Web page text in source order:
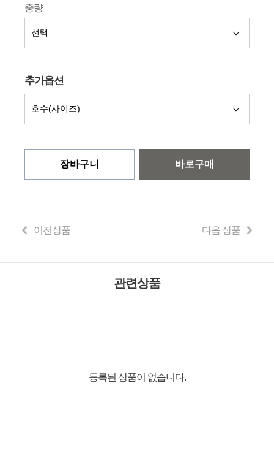
중량
추가옵션
장바구니 바로구매
이전상품 다음 상품
관련상품
등록된 상품이 없습니다.